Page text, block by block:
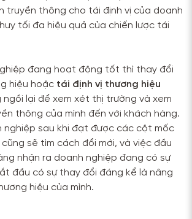
truyền thông cho tái định vị của doanh
tối đa hiệu quả của chiến lược tái
đang hoạt động tốt thì thay đổi
hiệu hoặc tái định vị thương hiệu
ngồi lại để xem xét thị trường và xem
thông của mình đến với khách hàng.
nghiệp sau khi đạt được các cột mốc
sẽ tìm cách đổi mới, và việc đầu
nhận ra doanh nghiệp đang có sự
đầu có sự thay đổi đáng kể là nâng
hiệu của mình.